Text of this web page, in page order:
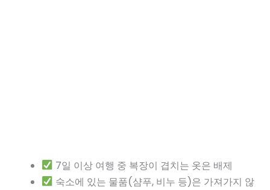
7일 이상 여행 중 복장이 겹치는 옷은 배제
숙소에 있는 물품(샴푸, 비누 등)은 가져가지 않